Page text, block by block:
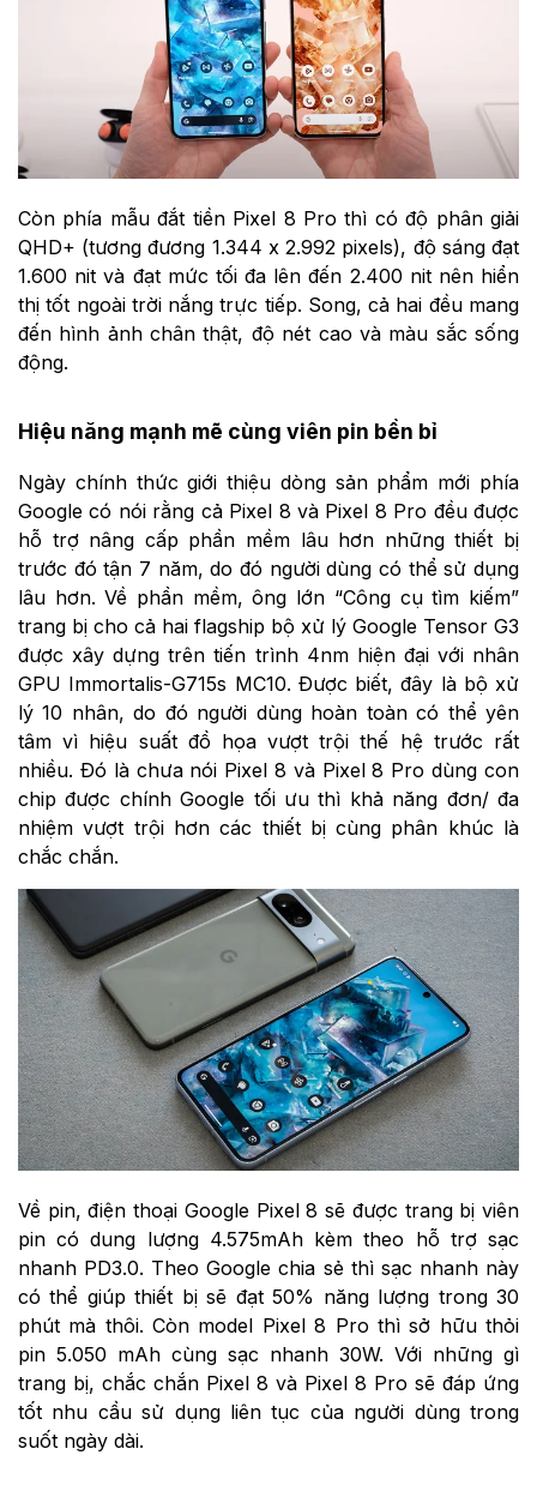
Còn phía mẫu đắt tiền Pixel 8 Pro thì có độ phân giải
QHD+ (tương đương 1.344 x 2.992 pixels), độ sáng đạt
1.600 nit và đạt mức tối đa lên đến 2.400 nit nên hiển
thị tốt ngoài trời nắng trực tiếp. Song, cả hai đều mang
đến hình ảnh chân thật, độ nét cao và màu sắc sống
động.
Hiệu năng mạnh mẽ cùng viên pin bền bỉ
Ngày chính thức giới thiệu dòng sản phẩm mới phía
Google có nói rằng cả Pixel 8 và Pixel 8 Pro đều được
hỗ trợ nâng cấp phần mềm lâu hơn những thiết bị
trước đó tận 7 năm, do đó người dùng có thể sử dụng
lâu hơn. Về phần mềm, ông lớn “Công cụ tìm kiếm”
trang bị cho cả hai flagship bộ xử lý Google Tensor G3
được xây dựng trên tiến trình 4nm hiện đại với nhân
GPU Immortalis-G715s MC10. Được biết, đây là bộ xử
lý 10 nhân, do đó người dùng hoàn toàn có thể yên
tâm vì hiệu suất đồ họa vượt trội thế hệ trước rất
nhiều. Đó là chưa nói Pixel 8 và Pixel 8 Pro dùng con
chip được chính Google tối ưu thì khả năng đơn/ đa
nhiệm vượt trội hơn các thiết bị cùng phân khúc là
chắc chắn.
Về pin, điện thoại Google Pixel 8 sẽ được trang bị viên
pin có dung lượng 4.575mAh kèm theo hỗ trợ sạc
nhanh PD3.0. Theo Google chia sẻ thì sạc nhanh này
có thể giúp thiết bị sẽ đạt 50% năng lượng trong 30
phút mà thôi. Còn model Pixel 8 Pro thì sở hữu thỏi
pin 5.050 mAh cùng sạc nhanh 30W. Với những gì
trang bị, chắc chắn Pixel 8 và Pixel 8 Pro sẽ đáp ứng
tốt nhu cầu sử dụng liên tục của người dùng trong
suốt ngày dài.